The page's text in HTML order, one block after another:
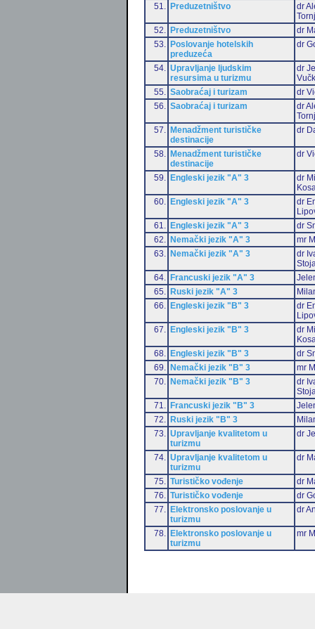
51. Preduzetništvo
dr
52.
Preduzetništvo
dr
53.
Poslovanje hotelskih
preduzeća
dr
54.
Upravljanje ljudskim
resursima u turizmu
dr
55.
Saobraćaj i turizam
dr
56.
Saobraćaj i turizam
dr
57.
Menadžment turističke
destinacije
dr
58.
Menadžment turističke
destinacije
dr
59. Engleski jezik "A" 3
dr
60.
Engleski jezik "A" 3
dr
61.
Engleski jezik "A" 3
dr
62.
Nemački jezik "A" 3
mr
63.
Nemački jezik "A" 3
dr
64.
Francuski jezik "A" 3
65.
Ruski jezik "A" 3
66.
Engleski jezik "B" 3
dr
67.
Engleski jezik "B" 3
dr
68.
Engleski jezik "B" 3
dr
69.
Nemački jezik "B" 3
mr
70.
Nemački jezik "B" 3
dr
71.
Francuski jezik "B" 3
72.
Ruski jezik "B" 3
73.
Upravljanje kvalitetom u
turizmu
dr
74.
Upravljanje kvalitetom u
turizmu
dr
75. Turističko vođenje
dr
76.
Turističko vođenje
dr
77.
Elektronsko poslovanje u
turizmu
dr
78.
Elektronsko poslovanje u
turizmu
mr